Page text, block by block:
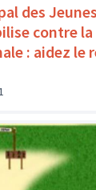
des
contre la
: aidez le